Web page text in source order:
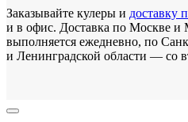
Заказывайте кулеры и доставку
и в офис. Доставка по Москве и
выполняется ежедневно, по
и Ленинградской области — со